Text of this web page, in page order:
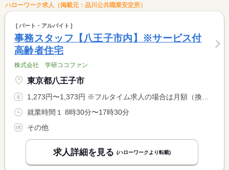
ハローワーク求人（掲載元：品川公共職業安定所）
パート・アルバイト
事務スタッフ【八王子市内】※サービス付
高齢者住宅
株式会社 学研ココファン
東京都八王子市
1,273円〜1,373円 ※フルタイム求人の場合は月額（換算額）、パート求人の場合は時間額を表示しています。
就業時間１ 8時30分〜17時30分
その他
求人詳細を見る (ハローワークより転載)